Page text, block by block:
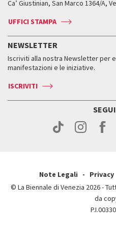
Press
Accrediti
Come raggiungerci
Biglietti
Accrediti
Come raggiungerci
Contatti
Press
Press
Leone d’argento
Edizioni passate
Orari e sedi
Biglietti
Servizi al pubblico
Come raggiungerci
Contatti
ASAC DATI
Storia
Orari e sedi
Ca’ Giustinian, San Marco 1364/A,
UFFICI STAMPA
NEWSLETTER
Iscriviti alla nostra Newsletter per
manifestazioni e le iniziative.
ISCRIVITI
Note Legali Privacy
© La Biennale di Venezia 2026 -
da